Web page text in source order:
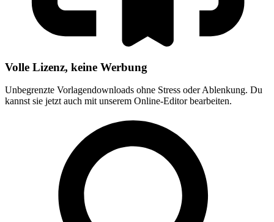
Volle Lizenz, keine Werbung
Unbegrenzte Vorlagendownloads ohne Stress oder Ablenkung. Du
kannst sie jetzt auch mit unserem Online-Editor bearbeiten.